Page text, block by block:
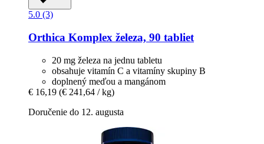
5.0 (3)
Orthica Komplex železa, 90 tabliet
20 mg železa na jednu tabletu
obsahuje vitamín C a vitamíny skupiny B
doplnený meďou a mangánom
€ 16,19 (€ 241,64 / kg)
Doručenie do 12. augusta